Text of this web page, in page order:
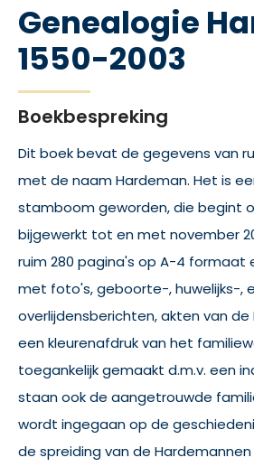
Genealogie
1550-2003
Boekbespreking
Dit boek bevat de gegevens van
met de naam Hardeman. Het is
stamboom geworden, die begint
bijgewerkt tot en met november
ruim 280 pagina's op A-4 formaat
met foto's, geboorte-, huwelijks-,
overlijdensberichten, akten van de
een kleurenafdruk van het
toegankelijk gemaakt d.m.v. een
staan ook de aangetrouwde
wordt ingegaan op de
de spreiding van de